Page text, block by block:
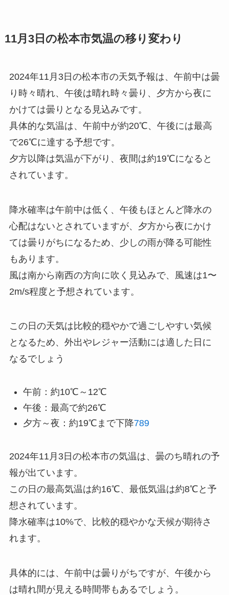
11月3日の松本市気温の移り変わり
2024年11月3日の松本市の天気予報は、午前中は曇
り時々晴れ、午後は晴れ時々曇り、夕方から夜に
かけては曇りとなる見込みです。
具体的な気温は、午前中が約20℃、午後には最高
で26℃に達する予想です。
夕方以降は気温が下がり、夜間は約19℃になると
されています。
降水確率は午前中は低く、午後もほとんど降水の
心配はないとされていますが、夕方から夜にかけ
ては曇りがちになるため、少しの雨が降る可能性
もあります。
風は南から南西の方向に吹く見込みで、風速は1〜
2m/s程度と予想されています。
この日の天気は比較的穏やかで過ごしやすい気候
となるため、外出やレジャー活動には適した日に
なるでしょう
午前：約10℃～12℃
午後：最高で約26℃
夕方～夜：約19℃まで下降789
2024年11月3日の松本市の気温は、曇のち晴れの予
報が出ています。
この日の最高気温は約16℃、最低気温は約8℃と予
想されています。
降水確率は10%で、比較的穏やかな天候が期待さ
れます。
具体的には、午前中は曇りがちですが、午後から
は晴れ間が見える時間帯もあるでしょう。